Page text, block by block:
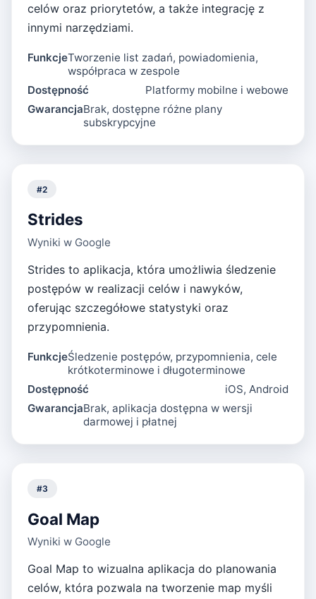
celów oraz priorytetów, a także integrację z
innymi narzędziami.
FunkcjeTworzenie list zadań, powiadomienia,
współpraca w zespole
Dostępność
Platformy mobilne i webowe
GwarancjaBrak, dostępne różne plany
subskrypcyjne
#2
Strides
Wyniki w Google
Strides to aplikacja, która umożliwia śledzenie
postępów w realizacji celów i nawyków,
oferując szczegółowe statystyki oraz
przypomnienia.
FunkcjeŚledzenie postępów, przypomnienia, cele
krótkoterminowe i długoterminowe
Dostępność
iOS, Android
GwarancjaBrak, aplikacja dostępna w wersji
darmowej i płatnej
#3
Goal Map
Wyniki w Google
Goal Map to wizualna aplikacja do planowania
celów, która pozwala na tworzenie map myśli